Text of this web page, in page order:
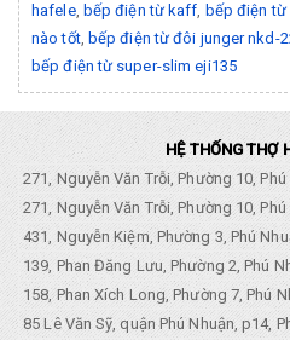
hafele, bếp điện từ kaff, bếp điện từ
nào tốt, bếp điện từ đôi junger nkd-
bếp điện từ super-slim eji135
HỆ THỐNG THỢ
271, Nguyễn Văn Trỗi, Phường 10, Phú
271, Nguyễn Văn Trỗi, Phường 10, Phú
431, Nguyễn Kiệm, Phường 3, Phú
139, Phan Đăng Lưu, Phường 2, Phú
158, Phan Xích Long, Phường 7, Phú
85 Lê Văn Sỹ, quận Phú Nhuận, p14,